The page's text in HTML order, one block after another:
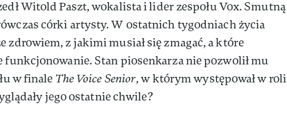
Witold Paszt, wokalista i lider zespołu Vox. Smutną
córki artysty. W ostatnich tygodniach życia
zdrowiem, z jakimi musiał się zmagać, a które
Stan piosenkarza nie pozwolił mu
w finale The Voice Senior, w którym występował w roli
jego ostatnie chwile?